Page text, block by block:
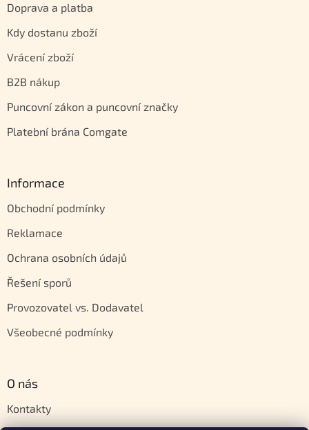
Doprava a platba
Kdy dostanu zboží
Vrácení zboží
B2B nákup
Puncovní zákon a puncovní značky
Platební brána Comgate
Informace
Obchodní podmínky
Reklamace
Ochrana osobních údajů
Řešení sporů
Provozovatel vs. Dodavatel
Všeobecné podmínky
O nás
Kontakty